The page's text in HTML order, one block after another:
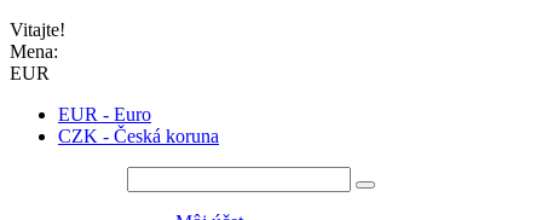
Vitajte!
Mena:
EUR
EUR - Euro
CZK - Česká koruna